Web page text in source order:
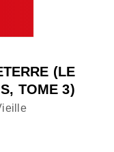
(LE
TOME 3)